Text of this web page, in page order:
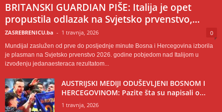
BRITANSKI GUARDIAN PIŠE: Italija je opet
propustila odlazak na Svjetsko prvenstvo,...
ZASREBRENICU.ba - 1 travnja, 2026 0
Mundijal zaslužen od prve do posljednje minute Bosna i Hercegovina izborila
je plasman na Svjetsko prvenstvo 2026. godine pobjedom nad Italijom u
izvođenju jedanaesteraca rezultatom...
AUSTRIJSKI MEDIJI ODUŠEVLJENI BOSNOM I
HERCEGOVINOM: Pazite šta su napisali o...
1 travnja, 2026